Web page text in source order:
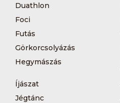
Duathlon
Foci
Futás
Görkorcsolyázás
Hegymászás
Íjászat
Jégtánc